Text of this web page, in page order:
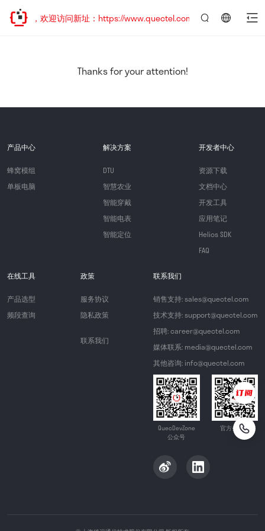
已迁移，欢迎访问新址：https://www.quectel.com.cn
Thanks for your attention!
产品中心
蜂窝模组
单板电脑
解决方案
DTU
智慧农业
智能穿戴
智能电表
智能定位
开发者中心
资源下载
文档中心
开发工具
应用笔记
Helios SDK
FAQ
在线工具
产品选型
频段查询
政策
服务协议
隐私政策
联系我们
联系我们
销售支持: sales@quectel.com
技术支持: support@quectel.com
招聘: career@quectel.com
媒体联系: media@quectel.com
其他咨询: info@quectel.com
QuecDevZone
公众号
官方公众号